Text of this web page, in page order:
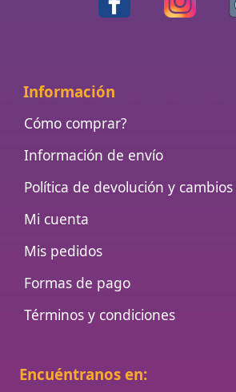
Información
Cómo comprar?
Información de envío
Política de devolución y cambios
Mi cuenta
Mis pedidos
Formas de pago
Términos y condiciones
Encuéntranos en: